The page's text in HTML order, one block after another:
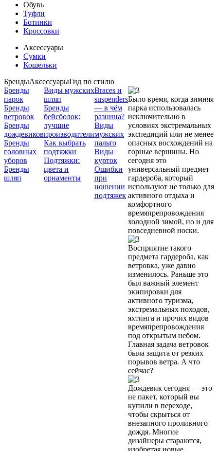
Обувь
Туфли
Ботинки
Кроссовки
Аксессуары
Сумки
Кошельки
БрендыАксессуарыГид по стилю
Бренды
парок
Бренды
ветровок
Бренды
дождевиков
Бренды
головных
уборов
Бренды
шляп
Виды мужских
шляп
Бренды
бейсболок:
лучшие
производители
Как выбрать
подтяжки
Подтяжки:
цвета и
орнаменты
Braces и
suspenders
— в чём
разница?
Виды
мужских
пальто
Виды
курток
Ошибки
при
ношении
подтяжек
Было время, когда зимняя
парка использовалась
исключительно в
условиях экстремальных
экспедиций или не менее
опасных восхождений на
горные вершины. Но
сегодня это
универсальный предмет
гардероба, который
используют не только для
активного отдыха и
комфортного
времяпрепровождения
холодной зимой, но и для
повседневной носки.
Восприятие такого
предмета гардероба, как
ветровка, уже давно
изменилось. Раньше это
был важный элемент
экипировки для
активного туризма,
экстремальных походов,
яхтинга и прочих видов
времяпрепровождения
под открытым небом.
Главная задача ветровок
была защита от резких
порывов ветра. А что
сейчас?
Дождевик сегодня — это
не пакет, который вы
купили в переходе,
чтобы скрыться от
внезапного проливного
дождя. Многие
дизайнеры стараются,
изобретая новые